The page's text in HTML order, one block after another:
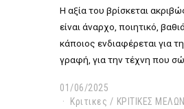
Η αξία του βρίσκεται
είναι άναρχο, ποιητικό,
κάποιος ενδιαφέρεται για
γραφή, για την τέχνη που
01/06/2025
1
Κριτικες / ΚΡΙΤΙΚΕΣ